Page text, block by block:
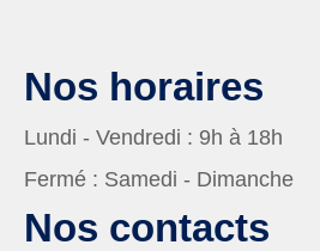
Nos horaires
Lundi - Vendredi : 9h à 18h
Fermé : Samedi - Dimanche
Nos contacts